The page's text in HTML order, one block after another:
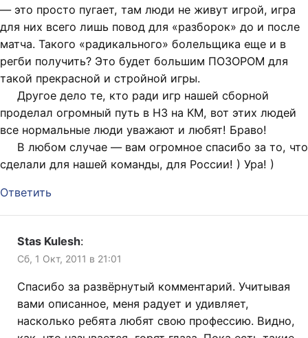
— это просто пугает, там люди не живут игрой, игра
для них всего лишь повод для «разборок» до и после
матча. Такого «радикального» болельщика еще и в
регби получить? Это будет большим ПОЗОРОМ для
такой прекрасной и стройной игры.
Другое дело те, кто ради игр нашей сборной
проделал огромный путь в НЗ на КМ, вот этих людей
все нормальные люди уважают и любят! Браво!
В любом случае — вам огромное спасибо за то, что
сделали для нашей команды, для России! ) Ура! )
Ответить
Stas Kulesh:
Сб, 1 Окт, 2011 в 21:01
Спасибо за развёрнутый комментарий. Учитывая
вами описанное, меня радует и удивляет,
насколько ребята любят свою профессию. Видно,